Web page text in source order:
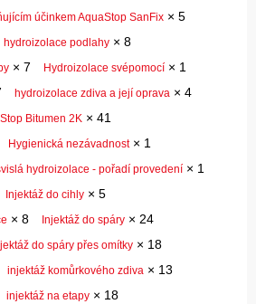
účinkem AquaStop SanFix × 5
hydroizolace podlahy × 8
× 7 Hydroizolace svépomocí × 1
hydroizolace zdiva a její oprava × 4
Bitumen 2K × 41
Hygienická nezávadnost× 1
hydroizolace - pořadí provedení × 1
Injektáž do cihly × 5
× 8 Injektáž do spáry × 24
do spáry přes omítky × 18
injektáž komůrkového zdiva × 13
injektáž na etapy × 18